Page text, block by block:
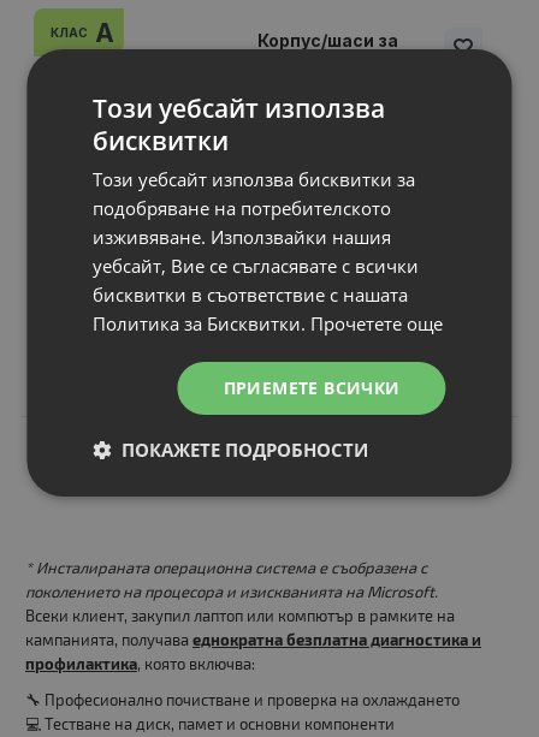
КЛАС A
Корпус/шаси за
P/N: 02MVV1for Notebook
Статус: А клас
Гаранция: 6 месеца
Цена:
11.00 €
21.51 лв.
* Инсталираната операционна система е съобразена с
поколението на процесора и изискванията на Microsoft.
Всеки клиент, закупил лаптоп или компютър в рамките на
кампанията, получава еднократна безплатна диагностика и
профилактика, която включва:
🔧 Професионално почистване и проверка на охлаждането
💻 Тестване на диск, памет и основни компоненти
Този уебсайт използва
бисквитки
Този уебсайт използва бисквитки за
подобряване на потребителското
изживяване. Използвайки нашия
уебсайт, Вие се съгласявате с всички
бисквитки в съответствие с нашата
Политика за Бисквитки. Прочетете още
ПРИЕМЕТЕ ВСИЧКИ
ПОКАЖЕТЕ ПОДРОБНОСТИ